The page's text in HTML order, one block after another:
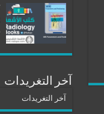
آخر التغريدات
آخر التغريدات